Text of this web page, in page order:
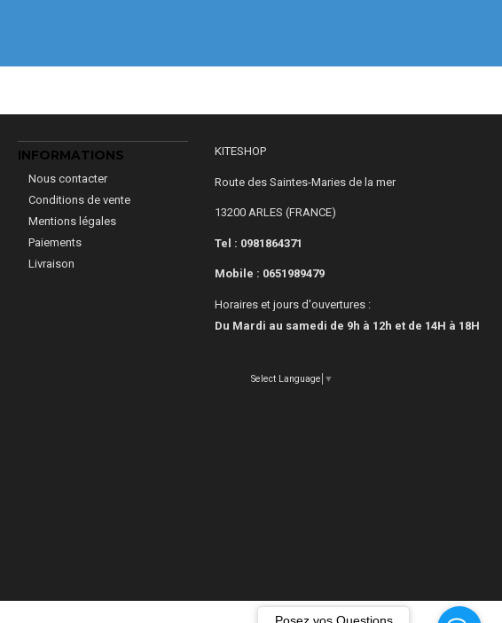
INFORMATIONS
Nous contacter
Conditions de vente
Mentions légales
Paiements
Livraison
KITESHOP
Route des Saintes-Maries de la mer
13200 ARLES (FRANCE)
Tel : 0981864371
Mobile : 0651989479
Horaires et jours d'ouvertures :
Du Mardi au samedi de 9h à 12h et de 14H à 18H
Select Language ▼